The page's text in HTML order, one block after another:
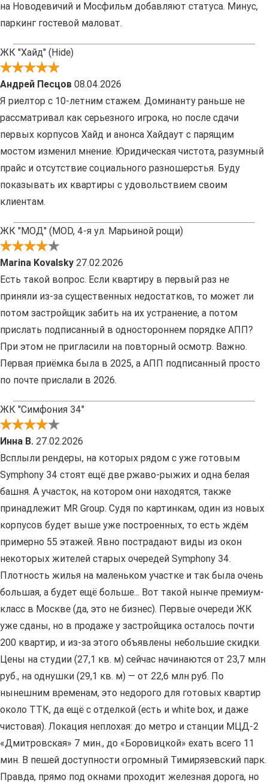
на Новодевичий и Мосфильм добавляют статуса. Минус,
паркинг гостевой маловат.
ЖК "Хайд" (Hide)
Андрей Песцов 08.04.2026
Я риелтор с 10-летним стажем. Доминанту раньше не
рассматривал как серьезного игрока, но после сдачи
первых корпусов Хайд и анонса Хайдаут с парящим
мостом изменил мнение. Юридическая чистота, разумный
прайс и отсутствие социального разношерстья. Буду
показывать их квартиры с удовольствием своим
клиентам.
ЖК "МОД" (MOD, 4-я ул. Марьиной рощи)
Marina Kovalsky 27.02.2026
Есть такой вопрос. Если квартиру в первый раз не
приняли из-за существенных недостатков, то может ли
потом застройщик забить на их устранение, а потом
прислать подписанный в одностороннем порядке АПП?
При этом не пригласили на повторный осмотр. Важно.
Первая приёмка была в 2025, а АПП подписанный просто
по почте прислали в 2026.
ЖК "Симфония 34"
Инна В. 27.02.2026
Всплыли рендеры, на которых рядом с уже готовым
Symphony 34 стоят ещё две ржаво-рыжих и одна белая
башня. А участок, на котором они находятся, также
принадлежит MR Group. Судя по картинкам, один из новых
корпусов будет выше уже построенных, то есть ждём
примерно 55 этажей. Явно пострадают виды из окон
некоторых жителей старых очередей Symphony 34.
Плотность жилья на маленьком участке и так была очень
большая, а будет ещё больше... Вот такой нынче премиум-
класс в Москве (да, это не бизнес). Первые очереди ЖК
уже сданы, но в продаже у застройщика осталось почти
200 квартир, и из-за этого объявлены небольшие скидки.
Цены на студии (27,1 кв. м) сейчас начинаются от 23,7 млн
руб., на однушки (29,1 кв. м) — от 22,6 млн руб. По
нынешним временам, это недорого для готовых квартир
около ТТК, да ещё с отделкой (есть и white box, и даже
чистовая). Локация неплохая: до метро и станции МЦД-2
«Дмитровская» 7 мин., до «Боровицкой» ехать всего 11
мин. В пешей доступности огромный Тимирязевский парк.
Правда, прямо под окнами проходит железная дорога, но